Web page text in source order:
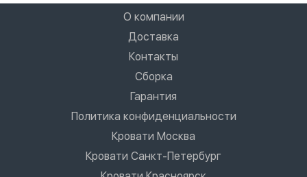
О компании
Доставка
Контакты
Сборка
Гарантия
Политика конфиденциальности
Кровати Москва
Кровати Санкт-Петербург